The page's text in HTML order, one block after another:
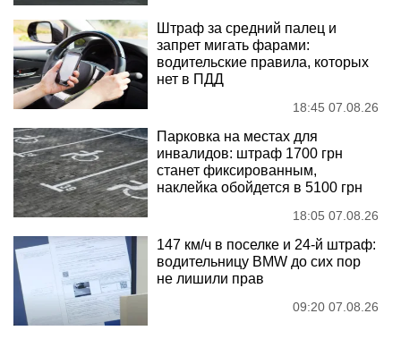
Штраф за средний палец и
запрет мигать фарами:
водительские правила, которых
нет в ПДД
18:45 07.08.26
Парковка на местах для
инвалидов: штраф 1700 грн
станет фиксированным,
наклейка обойдется в 5100 грн
18:05 07.08.26
147 км/ч в поселке и 24-й штраф:
водительницу BMW до сих пор
не лишили прав
09:20 07.08.26